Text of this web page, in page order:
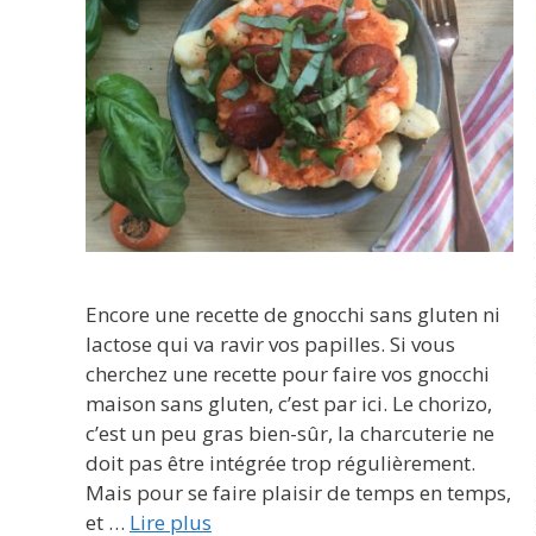
Encore une recette de gnocchi sans gluten ni
lactose qui va ravir vos papilles. Si vous
cherchez une recette pour faire vos gnocchi
maison sans gluten, c’est par ici. Le chorizo,
c’est un peu gras bien-sûr, la charcuterie ne
doit pas être intégrée trop régulièrement.
Mais pour se faire plaisir de temps en temps,
et … Lire plus